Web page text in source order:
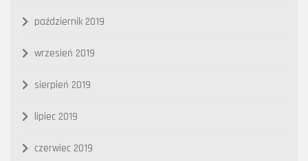
październik 2019
wrzesień 2019
sierpień 2019
lipiec 2019
czerwiec 2019